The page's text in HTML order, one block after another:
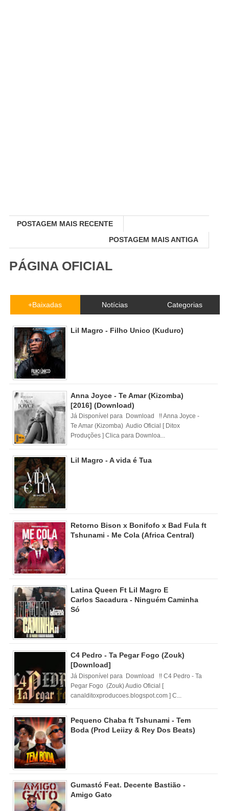
POSTAGEM MAIS RECENTE
POSTAGEM MAIS ANTIGA
PÁGINA OFICIAL
+Baixadas Notícias Categorias
Lil Magro - Filho Unico (Kuduro)
Anna Joyce - Te Amar (Kizomba)
[2016] (Download)
Já Disponível para Download !! Anna Joyce -
Te Amar (Kizomba) Audio Oficial [ Ditox
Produções ] Clica para Downloa...
Lil Magro - A vida é Tua
Retorno Bison x Bonifofo x Bad Fula ft
Tshunami - Me Cola (Africa Central)
Latina Queen Ft Lil Magro E
Carlos Sacadura - Ninguém Caminha
Só
C4 Pedro - Ta Pegar Fogo (Zouk)
[Download]
Já Disponível para Download !! C4 Pedro - Ta
Pegar Fogo (Zouk) Audio Oficial [
canalditoxproducoes.blogspot.com ] C...
Pequeno Chaba ft Tshunami - Tem
Boda (Prod Leiizy & Rey Dos Beats)
Gumastó Feat. Decente Bastião -
Amigo Gato